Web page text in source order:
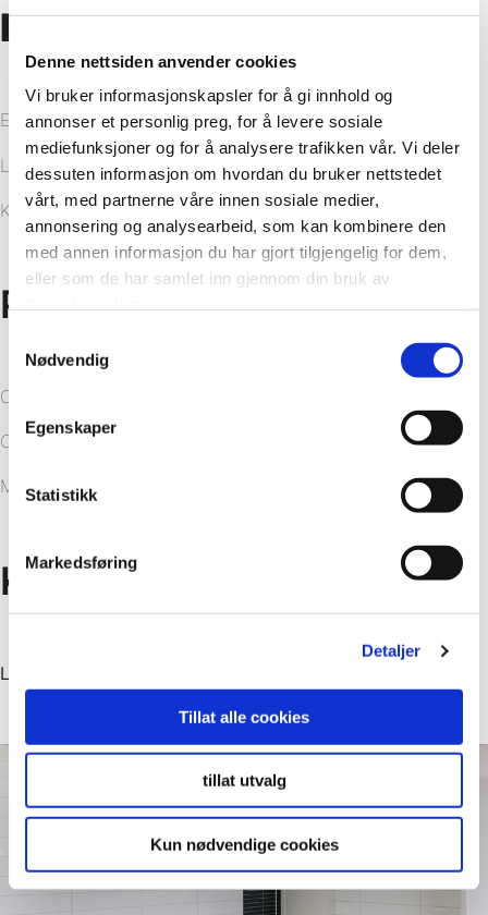
Denne nettsiden anvender cookies
Vi bruker informasjonskapsler for å gi innhold og
annonser et personlig preg, for å levere sosiale
mediefunksjoner og for å analysere trafikken vår. Vi deler
dessuten informasjon om hvordan du bruker nettstedet
vårt, med partnerne våre innen sosiale medier,
annonsering og analysearbeid, som kan kombinere den
med annen informasjon du har gjort tilgjengelig for dem,
eller som de har samlet inn gjennom din bruk av
Nødvendig
Egenskaper
Statistikk
Markedsføring
Detaljer
Tillat alle cookies
tillat utvalg
Kun nødvendige cookies
Fördelar
Enkel rengöring och enkelt underhåll
Lång livslängd
Kostnadseffektivt
Produkt/leverans
Colour Collection HG Red
Colour Collection HG Denver White
Marcato – Cracked Cement
Kund
Lyngdal Idrottsförening